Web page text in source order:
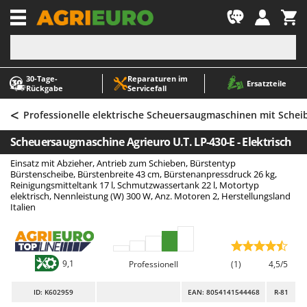
30‑Tage-
Rückgabe
Reparaturen im
Servicefall
Ersatzteile
-1
A
Abbeermaschinen - Traubenmühlen
Abfüllgeräte
Akku Gartenscheren
Akku Gras- und Strauchscheren
Akku-Stichsägen
Allzwecktransporter - Motorschubkarren
Anbaubagger Heckbagger für Traktoren
Arbeitsschutzkleidung
Astkettensägen - Hochentaster
A
ABAC
AgriEuro Premium
AgriEuro TOP-LINE
AGT
Aima
Airmec
ALA 2000
Alce
Ama
< Professionelle elektrische Scheuersaugmaschinen mit
Scheuersaugmaschine Agrieuro U.T. LP-430-E - Elektrisch
Einsatz mit Abzieher, Antrieb zum Schieben, Bürstentyp
Bürstenscheibe, Bürstenbreite 43 cm, Bürstenanpressdruck 26 kg,
Reinigungsmitteltank 17 l, Schmutzwassertank 22 l, Motortyp
elektrisch, Nennleistung (W) 300 W, Anz. Motoren 2, Herstellungsland
Italien
9,1 Professionell (1) 4,5/5
ID: K602959 EAN: 8054141544468 R-81